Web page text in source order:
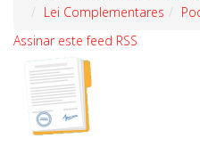
Lei Complementares
Assinar este feed RSS